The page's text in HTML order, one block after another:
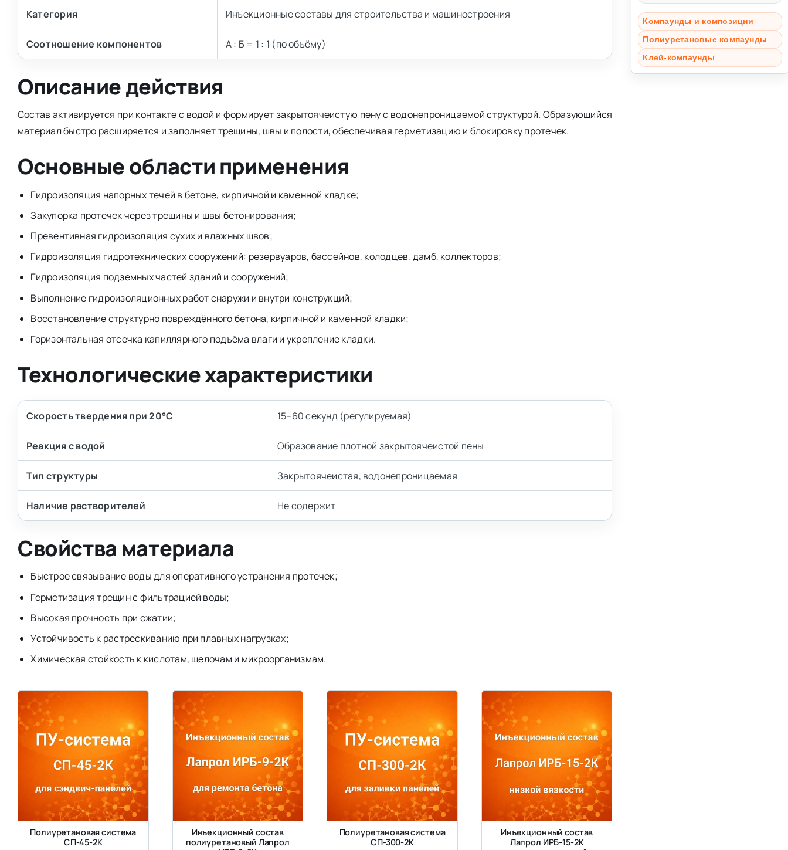
Категория Инъекционные составы для строительства и машиностроения
Соотношение компонентов А : Б = 1 : 1 (по объёму)
Описание действия
Состав активируется при контакте с водой и формирует закрытоячеистую пену с водонепроницаемой структурой. Образующийся
материал быстро расширяется и заполняет трещины, швы и полости, обеспечивая герметизацию и блокировку протечек.
Основные области применения
Гидроизоляция напорных течей в бетоне, кирпичной и каменной кладке;
Закупорка протечек через трещины и швы бетонирования;
Превентивная гидроизоляция сухих и влажных швов;
Гидроизоляция гидротехнических сооружений: резервуаров, бассейнов, колодцев, дамб, коллекторов;
Гидроизоляция подземных частей зданий и сооружений;
Выполнение гидроизоляционных работ снаружи и внутри конструкций;
Восстановление структурно повреждённого бетона, кирпичной и каменной кладки;
Горизонтальная отсечка капиллярного подъёма влаги и укрепление кладки.
Технологические характеристики
Скорость твердения при 20°С 15–60 секунд (регулируемая)
Реакция с водой Образование плотной закрытоячеистой пены
Тип структуры Закрытоячеистая, водонепроницаемая
Наличие растворителей Не содержит
Свойства материала
Быстрое связывание воды для оперативного устранения протечек;
Герметизация трещин с фильтрацией воды;
Высокая прочность при сжатии;
Устойчивость к растрескиванию при плавных нагрузках;
Химическая стойкость к кислотам, щелочам и микроорганизмам.
Полиуретановая система
СП-45-2К
Инъекционный состав
полиуретановый Лапрол
Полиуретановая система
СП-300-2К
Инъекционный состав
Лапрол ИРБ-15-2К
Компаунды и композиции
Полиуретановые компаунды
Клей-компаунды